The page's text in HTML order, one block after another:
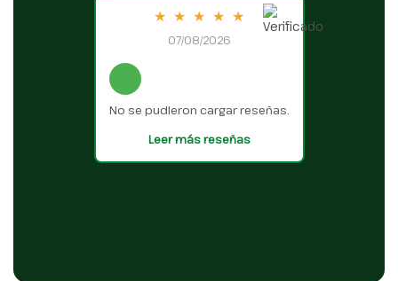
★ ★ ★ ★ ★
07/08/2026
No se pudieron cargar reseñas.
Leer más reseñas